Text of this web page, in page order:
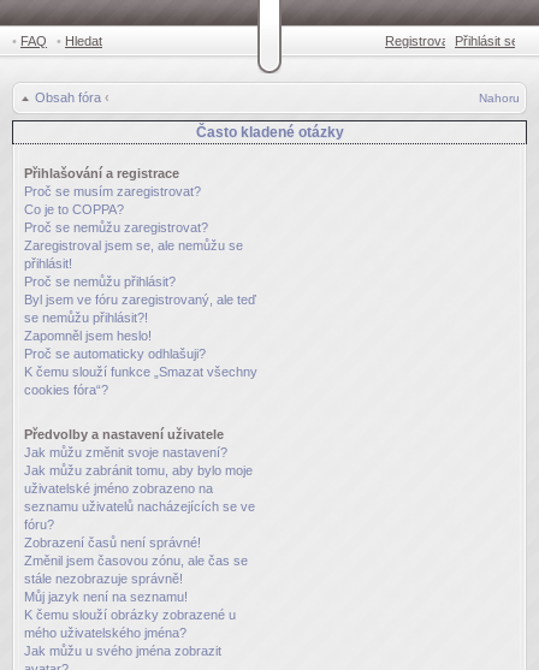
• FAQ • Hledat Registrovat •Přihlásit se
Obsah fóra ‹ Nahoru
Často kladené otázky
Přihlašování a registrace
Proč se musím zaregistrovat?
Co je to COPPA?
Proč se nemůžu zaregistrovat?
Zaregistroval jsem se, ale nemůžu se
přihlásit!
Proč se nemůžu přihlásit?
Byl jsem ve fóru zaregistrovaný, ale teď
se nemůžu přihlásit?!
Zapomněl jsem heslo!
Proč se automaticky odhlašuji?
K čemu slouží funkce „Smazat všechny
cookies fóra“?
Předvolby a nastavení uživatele
Jak můžu změnit svoje nastavení?
Jak můžu zabránit tomu, aby bylo moje
uživatelské jméno zobrazeno na
seznamu uživatelů nacházejících se ve
fóru?
Zobrazení časů není správné!
Změnil jsem časovou zónu, ale čas se
stále nezobrazuje správně!
Můj jazyk není na seznamu!
K čemu slouží obrázky zobrazené u
mého uživatelského jména?
Jak můžu u svého jména zobrazit